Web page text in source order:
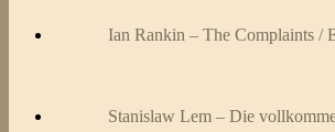
Ian Rankin – The Complaints /
Stanislaw Lem – Die